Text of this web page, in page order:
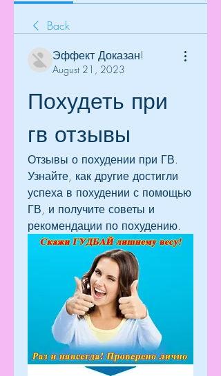
Back
Эффект Доказан!
August 21, 2023
Похудеть при
гв отзывы
Отзывы о похудении при ГВ.
Узнайте, как другие достигли
успеха в похудении с помощью
ГВ, и получите советы и
рекомендации по похудению.